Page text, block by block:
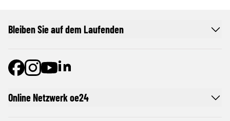
Online Netzwerk oe24
Bleiben Sie auf dem Laufenden